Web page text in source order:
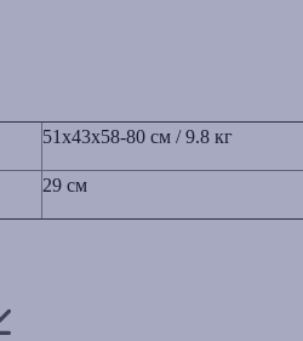
51x43x58-80 см / 9.8 кг
29 см